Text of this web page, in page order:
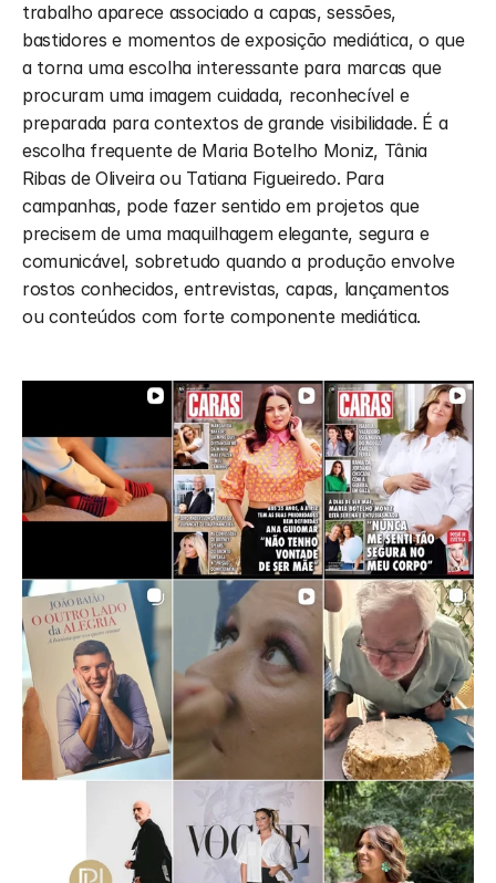
trabalho aparece associado a capas, sessões,
bastidores e momentos de exposição mediática, o que
a torna uma escolha interessante para marcas que
procuram uma imagem cuidada, reconhecível e
preparada para contextos de grande visibilidade. É a
escolha frequente de Maria Botelho Moniz, Tânia
Ribas de Oliveira ou Tatiana Figueiredo. Para
campanhas, pode fazer sentido em projetos que
precisem de uma maquilhagem elegante, segura e
comunicável, sobretudo quando a produção envolve
rostos conhecidos, entrevistas, capas, lançamentos
ou conteúdos com forte componente mediática.